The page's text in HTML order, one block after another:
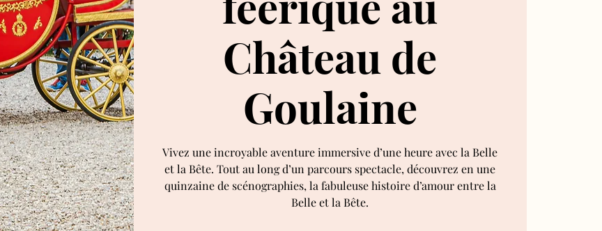
Château de
Goulaine
Vivez une incroyable aventure immersive d’une heure avec la Belle
et la Bête. Tout au long d’un parcours spectacle, découvrez en une
quinzaine de scénographies, la fabuleuse histoire d’amour entre la
Belle et la Bête.